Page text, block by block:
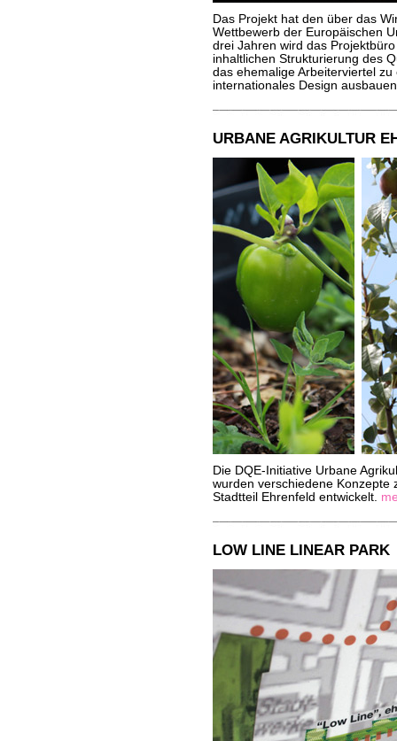
Das Projekt hat den über das
Wettbewerb der Europäischen
drei Jahren wird das
inhaltlichen Strukturierung des
das ehemalige Arbeiterviertel
internationales Design
URBANE AGRIKULTUR
Die DQE-Initiative Urbane
wurden verschiedene Konzepte
Stadtteil Ehrenfeld entwickelt.
LOW LINE LINEAR PARK